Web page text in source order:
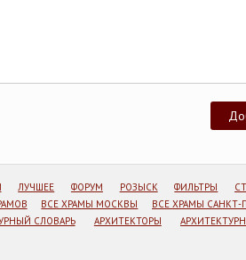
ЛУЧШЕЕ ФОРУМ РОЗЫСК ФИЛЬТРЫ
ВСЕ ХРАМЫ МОСКВЫ
ВСЕ ХРАМЫ САНКТ-
СЛОВАРЬ АРХИТЕКТОРЫ